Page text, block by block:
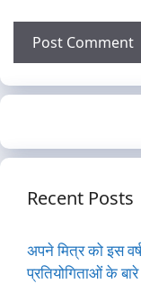
Recent Posts
अपने मित्र को इस
प्रतियोगिताओं के